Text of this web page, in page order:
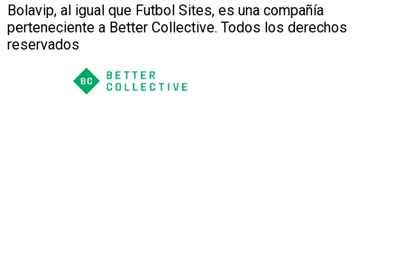
Bolavip, al igual que Futbol Sites, es una compañía
perteneciente a Better Collective. Todos los derechos
reservados